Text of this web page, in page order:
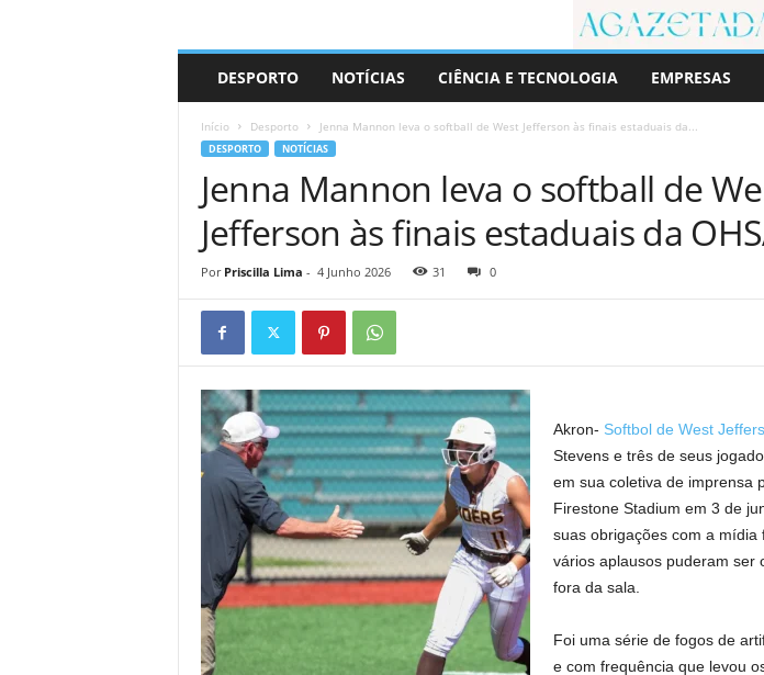
r
DESPORTO NOTÍCIAS CIÊNCIA E TECNOLOGIA EMPRESAS
Início Desporto Jenna Mannon leva o softball de West Jefferson às finais estaduais da...
DESPORTO NOTÍCIAS
Jenna Mannon leva o softball de
Jefferson às finais estaduais da
Por Priscilla Lima - 4 Junho 2026 31 0
Akron- Softbol de West
Stevens e três de seus
em sua coletiva de imprensa
Firestone Stadium em 3 de
suas obrigações com a mídia
vários aplausos puderam ser
fora da sala.
Foi uma série de fogos de
e com frequência que levou